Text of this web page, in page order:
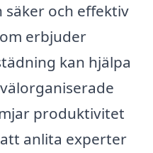
och effektiv
erbjuder
kan hjälpa
produktivitet
anlita experter